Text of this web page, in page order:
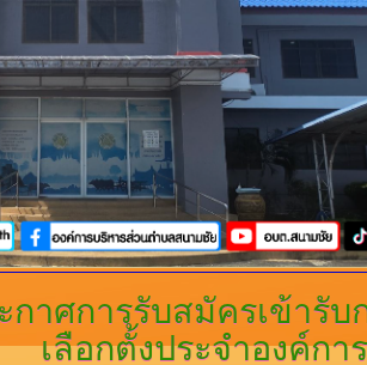
กาศการรับสมัครเข้ารั
เลือกตั้งประจำองค์ก